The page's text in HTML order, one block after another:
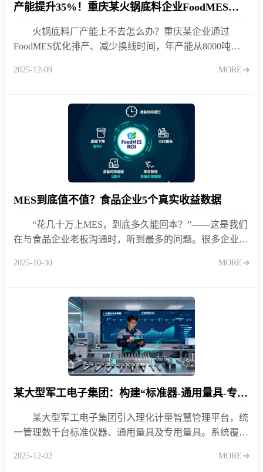
产能提升35%！重庆某火锅底料企业FoodMES实战复盘
火锅底料厂产能上不去怎么办？重庆某企业通过
FoodMES优化排产、减少换线时间，年产能从8000吨提
2025-12-09 MORE
MES到底值不值？食品企业5个真实收益数据
“花几十万上MES，到底多久能回本？”——这是我们
在与食品企业老板沟通时，听到最多的问题。很多企业因
下、浪费
2025-10-30 MORE
某大型军工电子集团：构建“标准器-通用量具-专用量具”三位一体的智慧计量管理体系
某大型军工电子集团引入理化计量智慧管理平台，统
一管理数千台标准仪器、通用量具及专用量具。系统覆盖
流程，实现计量数据自动采集、预警联动、全程可追溯，
2025-12-02 MORE